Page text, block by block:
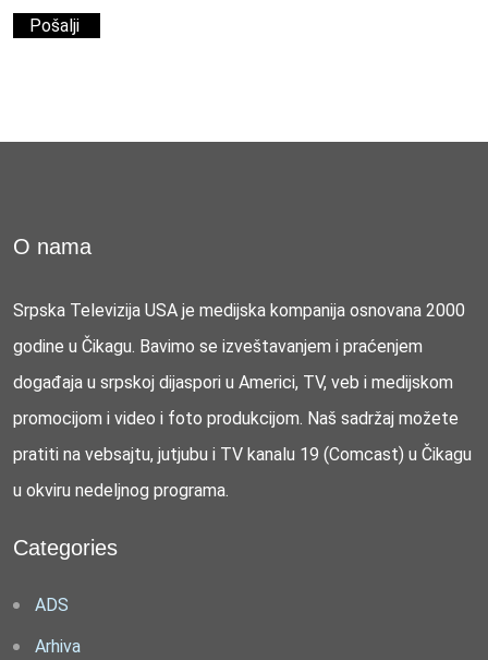
O nama
Srpska Televizija USA je medijska kompanija osnovana 2000
godine u Čikagu. Bavimo se izveštavanjem i praćenjem
događaja u srpskoj dijaspori u Americi, TV, veb i medijskom
promocijom i video i foto produkcijom. Naš sadržaj možete
pratiti na vebsajtu, jutjubu i TV kanalu 19 (Comcast) u Čikagu
u okviru nedeljnog programa.
Categories
ADS
Arhiva